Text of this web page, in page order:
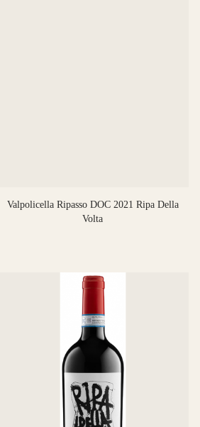
Valpolicella Ripasso DOC 2021 Ripa Della
Volta